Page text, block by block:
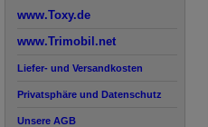
www.Toxy.de
www.Trimobil.net
Liefer- und Versandkosten
Privatsphäre und Datenschutz
Unsere AGB